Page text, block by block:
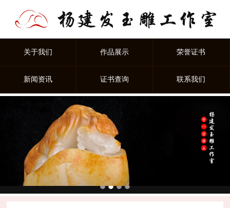
关于我们 作品展示 荣誉证书
新闻资讯 证书查询 联系我们